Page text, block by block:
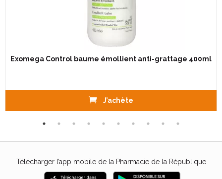
Exomega Control baume émollient anti-grattage 400ml
J’achète
Télécharger l’app mobile de la Pharmacie de la République